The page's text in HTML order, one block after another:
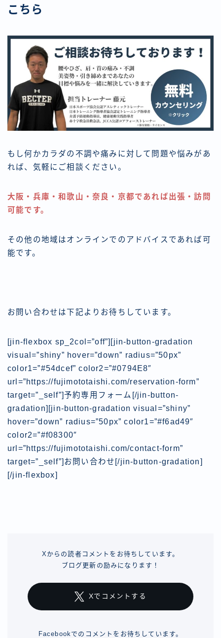
こちら
もし何かカラダの不調や痛みに対して問題や悩みがあ
れば、気軽にご相談ください。
大阪・兵庫・和歌山・奈良・京都であれば出張・訪問
可能です。
その他の地域はオンラインでのアドバイスであれば可
能です。
お問い合わせは下記よりお待ちしています。
[jin-flexbox sp_2col=”off”][jin-button-gradation
visual=”shiny” hover=”down” radius=”50px”
color1=”#54dcef” color2=”#0794E8″
url=”https://fujimototaishi.com/reservation-form”
target=”_self”]予約専用フォーム[/jin-button-
gradation][jin-button-gradation visual=”shiny”
hover=”down” radius=”50px” color1=”#f6ad49″
color2=”#f08300″
url=”https://fujimototaishi.com/contact-form”
target=”_self”]お問い合わせ[/jin-button-gradation]
[/jin-flexbox]
Xからの読者コメントをお待ちしています。
ブログ更新の励みになります！
Xでコメントする
Facebookでのコメントをお待ちしています。